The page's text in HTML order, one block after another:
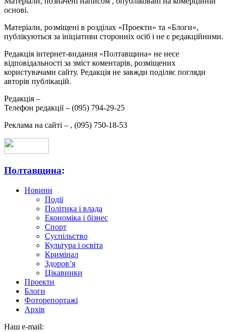
основі.
Матеріали, розміщені в розділах «Проекти» та «Блоги»,
публікуються за ініціативи сторонніх осіб і не є редакційними.
Редакція інтернет-видання «Полтавщина» не несе
відповідальності за зміст коментарів, розміщених
користувачами сайту. Редакція не завжди поділяє погляди
авторів публікацій.
Редакція –
Телефон редакції – (095) 794-29-25
Реклама на сайті – , (095) 750-18-53
Полтавщина:
Новини
Події
Політика і влада
Економіка і бізнес
Спорт
Суспільство
Культура і освіта
Кримінал
Здоров’я
Цікавинки
Проекти
Блоги
Фоторепортажі
Архів
Наш e-mail: